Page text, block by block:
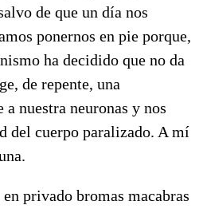
de que un día nos
ponernos en pie porque,
ha decidido que no da
de repente, una
a nuestra neuronas y nos
del cuerpo paralizado. A mí
privado bromas macabras